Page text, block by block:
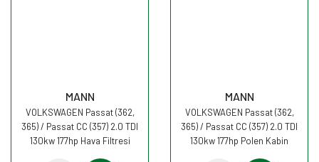
MANN
VOLKSWAGEN Passat (362,
365) / Passat CC (357) 2.0 TDI
130kw 177hp Hava Filtresi
MANN
VOLKSWAGEN Passat (362,
365) / Passat CC (357) 2.0 TDI
130kw 177hp Polen Kabin